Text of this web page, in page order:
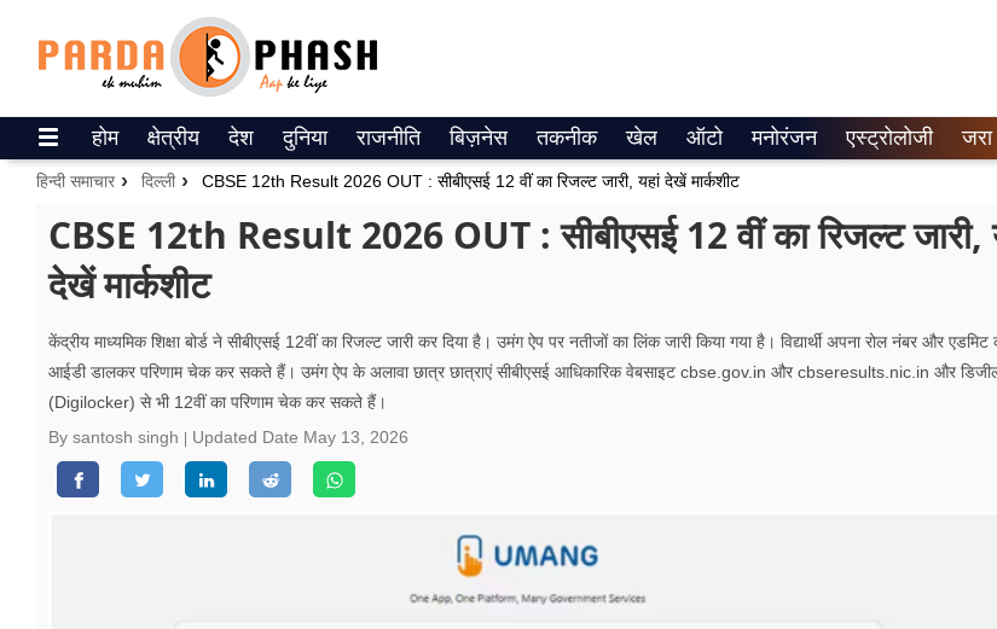
ePaper
वेब स्टोरीज
उत्तर प्रदेश
गैलरी
वीडियो
रिलेशनशिप
जीवन मंत्रा
होम क्षेत्रीय देश दुनिया राजनीति बिज़नेस तकनीक खेल ऑटो मनोरंजन एस्ट्रोलोजी
हिन्दी समाचार दिल्ली CBSE 12th Result 2026 OUT : सीबीएसई 12 वीं का रिजल्ट जारी, यहां देखें मार्कशीट
CBSE 12th Result 2026 OUT : सीबीएसई 12 वीं का रिजल्ट जारी,
देखें मार्कशीट
केंद्रीय माध्यमिक शिक्षा बोर्ड ने सीबीएसई 12वीं का रिजल्ट जारी कर दिया है। उमंग ऐप पर नतीजों का लिंक जारी किया गया है। विद्यार्थी अपना रोल नंबर और एडमिट
आईडी डालकर परिणाम चेक कर सकते हैं। उमंग ऐप के अलावा छात्र छात्राएं सीबीएसई आधिकारिक वेबसाइट cbse.gov.in और cbseresults.nic.in और
(Digilocker) से भी 12वीं का परिणाम चेक कर सकते हैं।
By santosh singh
Updated Date May 13, 2026